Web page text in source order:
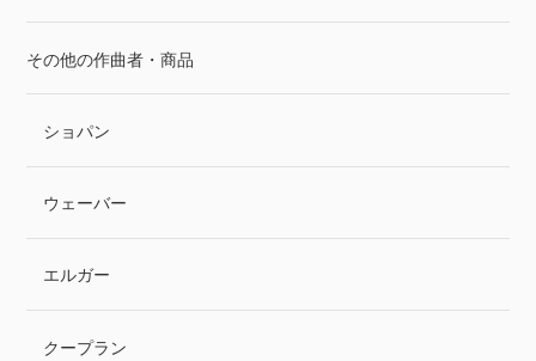
その他の作曲者・商品
ショパン
ウェーバー
エルガー
クープラン